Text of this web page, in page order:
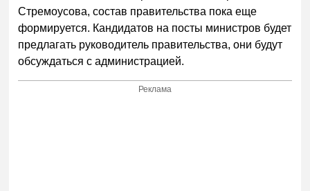
Стремоусова, состав правительства пока еще
формируется. Кандидатов на посты министров будет
предлагать руководитель правительства, они будут
обсуждаться с администрацией.
Реклама